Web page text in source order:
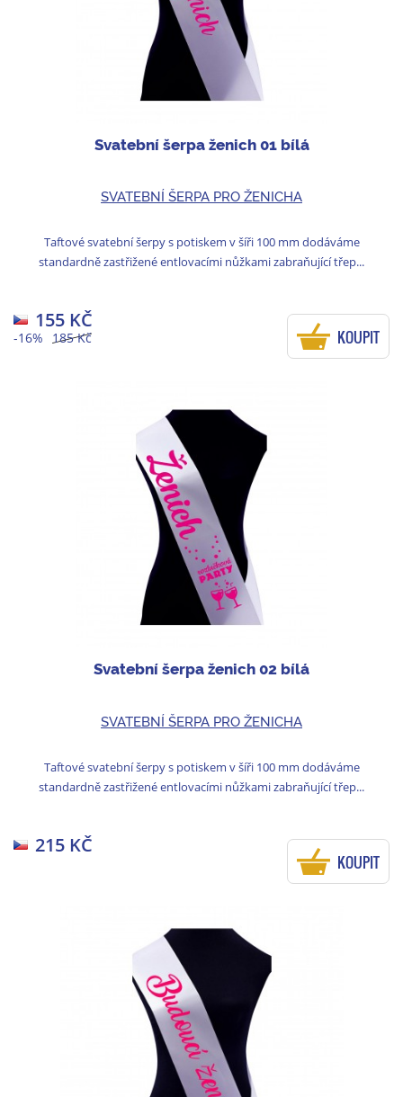
Svatební šerpa ženich 01 bílá
SVATEBNÍ ŠERPA PRO ŽENICHA
Taftové svatební šerpy s potiskem v šíři 100 mm dodáváme
standardně zastřižené entlovacími nůžkami zabraňující třep...
185 Kč
-16%
155 KČ
KOUPIT
Svatební šerpa ženich 02 bílá
SVATEBNÍ ŠERPA PRO ŽENICHA
Taftové svatební šerpy s potiskem v šíři 100 mm dodáváme
standardně zastřižené entlovacími nůžkami zabraňující třep...
215 KČ
KOUPIT